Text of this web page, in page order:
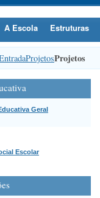
A Escola Estruturas
ProjetosProjetos